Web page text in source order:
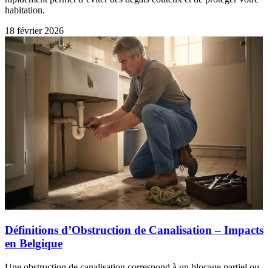
habitation.
18 février 2026
Définitions d’Obstruction de Canalisation – Impacts
en Belgique